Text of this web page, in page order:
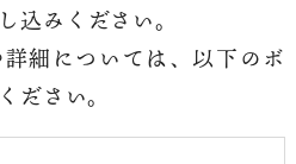
込みください。
細については、以下のボ
ださい。